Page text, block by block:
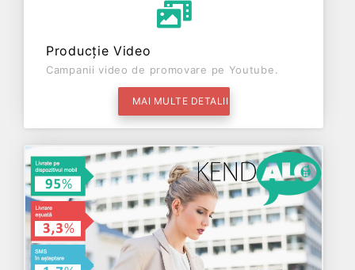
Producție Video
Campanii video de promovare pe Youtube.
MAI MULTE DETALII